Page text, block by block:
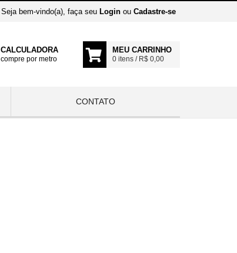
Seja bem-vindo(a), faça seu Login ou Cadastre-se
CALCULADORA
compre por metro
MEU CARRINHO
0 itens / R$ 0,00
CONTATO